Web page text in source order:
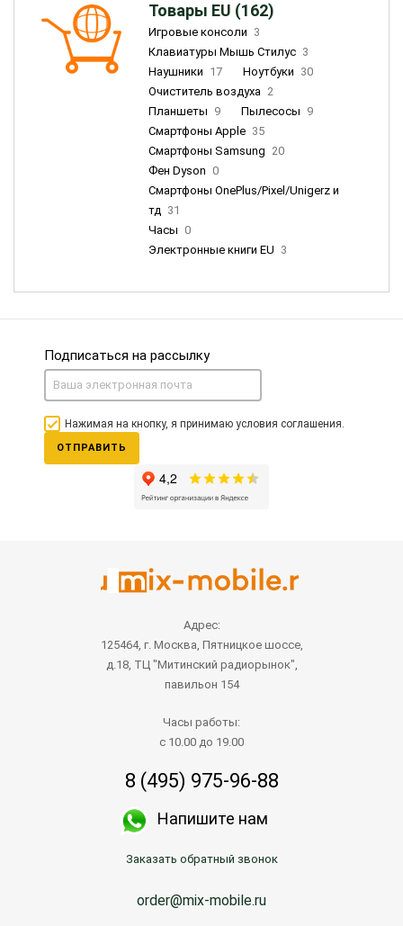
Товары EU (162)
Игровые консоли 3
Клавиатуры Мышь Стилус 3
Наушники 17 Ноутбуки 30
Очиститель воздуха 2
Планшеты 9 Пылесосы 9
Смартфоны Apple 35
Смартфоны Samsung 20
Фен Dyson 0
Смартфоны OnePlus/Pixel/Unigerz и
тд 31
Часы 0
Электронные книги EU 3
Подписаться на рассылку
Нажимая на кнопку, я принимаю условия соглашения.
ОТПРАВИТЬ
Адрес:
125464, г. Москва, Пятницкое шоссе,
д.18, ТЦ "Митинский радиорынок",
павильон 154
Часы работы:
с 10.00 до 19.00
8 (495) 975-96-88
Напишите нам
Заказать обратный звонок
order@mix-mobile.ru